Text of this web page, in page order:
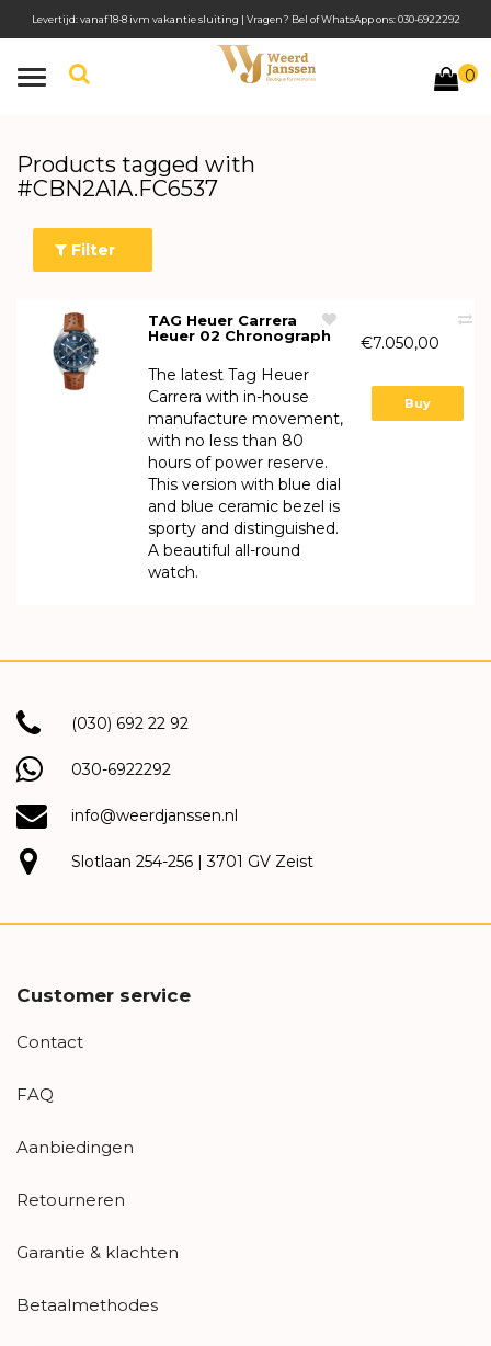
Toggle
0
Levertijd: vanaf 18-8 ivm vakantie sluiting | Vragen? Bel of WhatsApp ons: 030-6922292
Products tagged with
#CBN2A1A.FC6537
Filter
TAG Heuer Carrera
Heuer 02 Chronograph
CBN2A1A.FC6537
The latest Tag Heuer
Carrera with in-house
manufacture movement,
with no less than 80
hours of power reserve.
This version with blue dial
and blue ceramic bezel is
sporty and distinguished.
A beautiful all-round
watch.
€7.050,00
Buy
(030) 692 22 92
030-6922292
info@weerdjanssen.nl
Slotlaan 254-256 | 3701 GV Zeist
Customer service
Contact
FAQ
Aanbiedingen
Retourneren
Garantie & klachten
Betaalmethodes